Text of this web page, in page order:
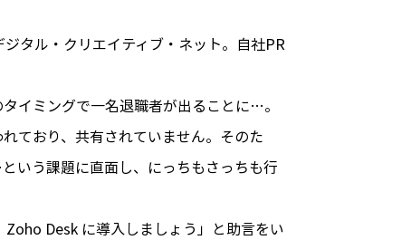
タル・クリエイティブ・ネット。自社PR
イミングで一名退職者が出ることに…。
ており、共有されていません。そのた
いう課題に直面し、にっちもさっちも行
Desk に導入しましょう」と助言をい